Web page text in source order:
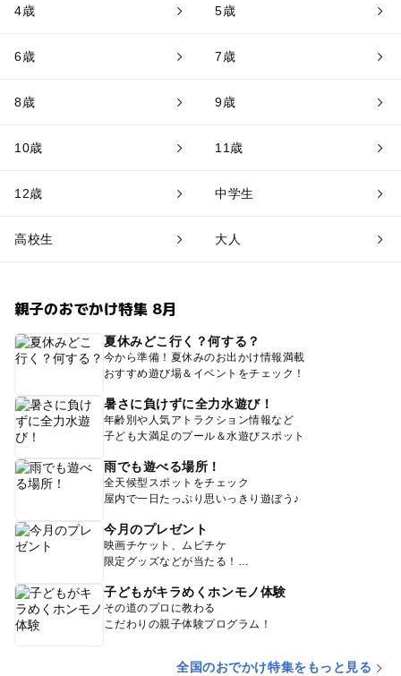
4歳 5歳
6歳 7歳
8歳 9歳
10歳 11歳
12歳 中学生
高校生 大人
親子のおでかけ特集 8月
夏休みどこ行く？何する？
今から準備！夏休みのお出かけ情報満載
おすすめ遊び場＆イベントをチェック！
暑さに負けずに全力水遊び！
年齢別や人気アトラクション情報など
子ども大満足のプール＆水遊びスポット
雨でも遊べる場所！
全天候型スポットをチェック
屋内で一日たっぷり思いっきり遊ぼう♪
今月のプレゼント
映画チケット、ムビチケ
限定グッズなどが当たる！
子どもがキラめくホンモノ体験
その道のプロに教わる
こだわりの親子体験プログラム！
全国のおでかけ特集をもっと見る